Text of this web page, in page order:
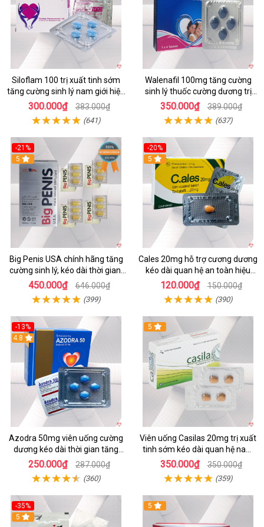
Siloflam 100 trị xuất tinh sớm
tăng cường sinh lý nam giới hiệu
quả
300.000₫ 383.000₫
(641)
Walenafil 100mg tăng cường
sinh lý thuốc cường dương trị
xuất tinh sớm kéo dài
350.000₫ 389.000₫
(637)
-21%
5
Big Penis USA chính hãng tăng
cường sinh lý, kéo dài thời gian,
chống xuất tinh sớm
450.000₫ 646.000₫
(399)
-20%
5
Cales 20mg hỗ trợ cương dương
kéo dài quan hệ an toàn hiệu
quả
120.000₫ 150.000₫
(390)
-13%
Hot
4.8
Azodra 50mg viên uống cường
dương kéo dài thời gian tăng
sinh lý hiệu quả
250.000₫ 287.000₫
(360)
5
Viên uống Casilas 20mg trị xuất
tinh sớm kéo dài quan hệ nam
giới
350.000₫ 350.000₫
(359)
-35%
5
5